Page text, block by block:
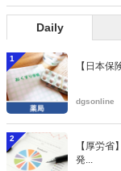
Daily
1
【日本保
dgsonline
2
【厚労
発...